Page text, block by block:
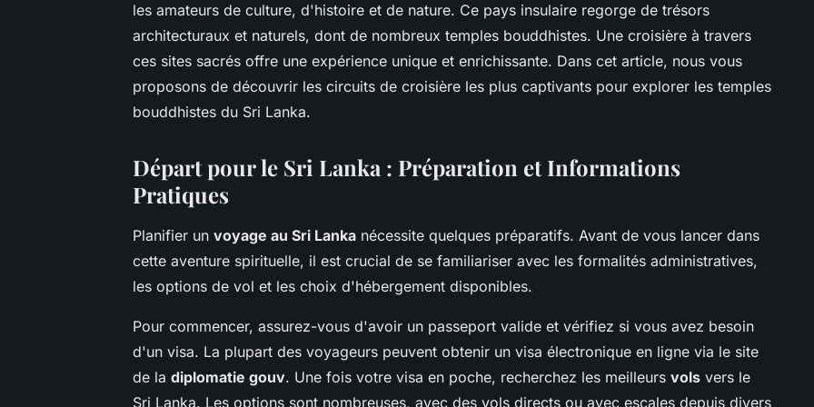
les amateurs de culture, d'histoire et de nature. Ce pays insulaire regorge de trésors
architecturaux et naturels, dont de nombreux temples bouddhistes. Une croisière à travers
ces sites sacrés offre une expérience unique et enrichissante. Dans cet article, nous vous
proposons de découvrir les circuits de croisière les plus captivants pour explorer les temples
bouddhistes du Sri Lanka.
Départ pour le Sri Lanka : Préparation et Informations
Pratiques
Planifier un voyage au Sri Lanka nécessite quelques préparatifs. Avant de vous lancer dans
cette aventure spirituelle, il est crucial de se familiariser avec les formalités administratives,
les options de vol et les choix d'hébergement disponibles.
Pour commencer, assurez-vous d'avoir un passeport valide et vérifiez si vous avez besoin
d'un visa. La plupart des voyageurs peuvent obtenir un visa électronique en ligne via le site
de la diplomatie gouv. Une fois votre visa en poche, recherchez les meilleurs vols vers le
Sri Lanka. Les options sont nombreuses, avec des vols directs ou avec escales depuis divers